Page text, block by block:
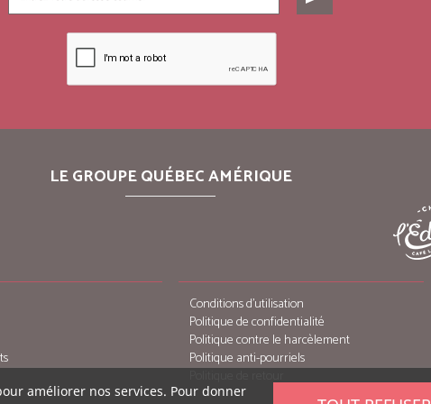
LE GROUPE QUÉBEC AMÉRIQUE
Conditions d’utilisation
Politique de confidentialité
Politique contre le harcèlement
Politique anti-pourriels
améliorer nos services. Pour donner